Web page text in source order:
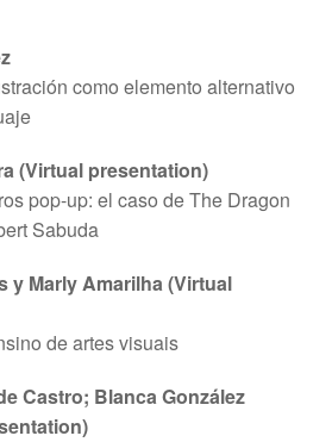
como elemento alternativo
(Virtual presentation)
pop-up: el caso de The Dragon
Sabuda
y Marly Amarilha (Virtual
de artes visuais
Castro; Blanca González